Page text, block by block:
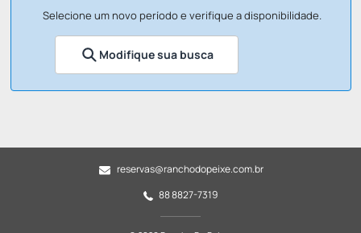
Selecione um novo período e verifique a disponibilidade.
Modifique sua busca
reservas@ranchodopeixe.com.br
88 8827-7319